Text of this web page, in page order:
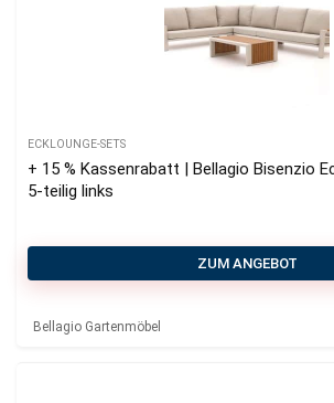
ECKLOUNGE-SETS
+ 15 % Kassenrabatt | Bellagio Bisenzio
5-teilig links
ZUM ANGEBOT
Bellagio Gartenmöbel